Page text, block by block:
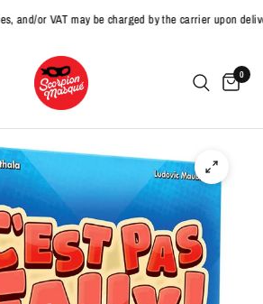
and/or VAT may be charged by the carrier upon
0